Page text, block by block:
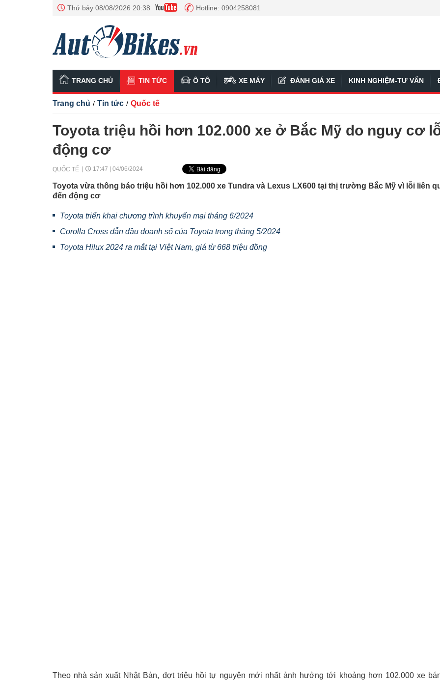
Thứ bảy 08/08/2026 20:38 Hotline: 0904258081
TRANG CHỦ TIN TỨC Ô TÔ XE MÁY ĐÁNH GIÁ XE KINH NGHIỆM-TƯ VẤN
Trang chủ / Tin tức / Quốc tế
Toyota triệu hồi hơn 102.000 xe ở Bắc Mỹ do nguy cơ
động cơ
QUỐC TẾ 17:47 | 04/06/2024
Toyota vừa thông báo triệu hồi hơn 102.000 xe Tundra và Lexus LX600 tại thị trường Bắc Mỹ vì lỗi liên
đến động cơ
Toyota triển khai chương trình khuyến mại tháng 6/2024
Corolla Cross dẫn đầu doanh số của Toyota trong tháng 5/2024
Toyota Hilux 2024 ra mắt tại Việt Nam, giá từ 668 triệu đồng
Theo nhà sản xuất Nhật Bản, đợt triệu hồi tự nguyện mới nhất ảnh hưởng tới khoảng hơn 102.000 xe